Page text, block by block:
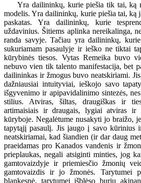
Yra dailininkų, kurie piešia tik tai, ką
modelis. Yra dailininkų, kurie piešia tai, ką
paskatas. Yra dailininkų, kurie
uždavinius. Šitiems aplinka nereikalinga,
randa savyje. Tačiau yra dailininkų,
sukuriamam pasaulyje ir ieško ne tiktai
kūrybinės tiesos. Vytas Remeika buvo
nebuvo vien tik talento manifestacija, bet
dailininkas ir žmogus buvo neatskiriami.
dažniausiai intuityviai, ieškojo savo
išgyvenimo ir apipavidalinimo sintezės,
stilius. Atviras, šiltas, draugiškas ir
artimaisiais ir draugais, lygiai atviras
kūryboje. Negalėtume nusakyti jo braižo,
tapytąjį pasaulį. Jis įaugo į savo kūrinius
neatskiriamai, kad šiandien (ir dar daug
praeidamas pro Kanados vandenis ir
prieplaukas, negali atsiginti minties, jog
gamtovaizdyje ir priemiesčio žmonių
gamtovaizdis ir jo žmonės. Tarytumei
blankesnė, tarytumei išblėso burių